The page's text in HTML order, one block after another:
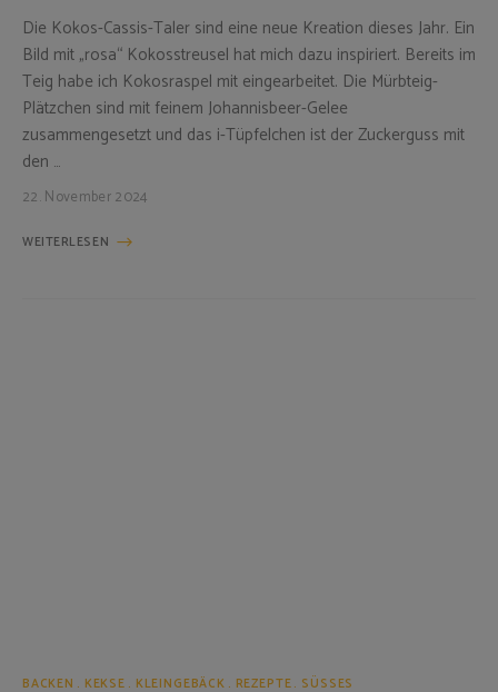
Die Kokos-Cassis-Taler sind eine neue Kreation dieses Jahr. Ein
Bild mit „rosa“ Kokosstreusel hat mich dazu inspiriert. Bereits im
Teig habe ich Kokosraspel mit eingearbeitet. Die Mürbteig-
Plätzchen sind mit feinem Johannisbeer-Gelee
zusammengesetzt und das i-Tüpfelchen ist der Zuckerguss mit
den …
22. November 2024
WEITERLESEN
BACKEN KEKSE KLEINGEBÄCK REZEPTE SÜSSES